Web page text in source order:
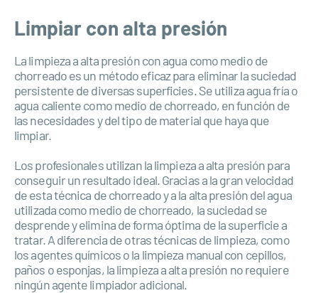
Limpiar con alta presión
La limpieza a alta presión con agua como medio de
chorreado es un método eficaz para eliminar la suciedad
persistente de diversas superficies. Se utiliza agua fría o
agua caliente como medio de chorreado, en función de
las necesidades y del tipo de material que haya que
limpiar.
Los profesionales utilizan la limpieza a alta presión para
conseguir un resultado ideal. Gracias a la gran velocidad
de esta técnica de chorreado y a la alta presión del agua
utilizada como medio de chorreado, la suciedad se
desprende y elimina de forma óptima de la superficie a
tratar. A diferencia de otras técnicas de limpieza, como
los agentes químicos o la limpieza manual con cepillos,
paños o esponjas, la limpieza a alta presión no requiere
ningún agente limpiador adicional.